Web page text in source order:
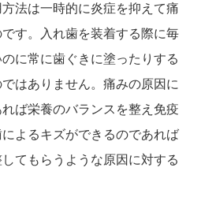
法は一時的に炎症を抑えて痛
す。入れ歯を装着する際に毎
に常に歯ぐきに塗ったりする
はありません。痛みの原因に
ば栄養のバランスを整え免疫
よるキズができるのであれば
てもらうような原因に対する